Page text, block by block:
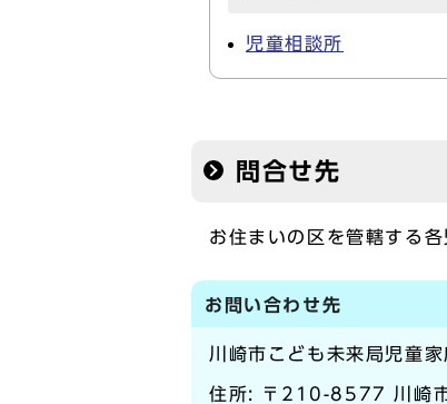
児童相談所
問合せ先
お住まいの区を管轄する
お問い合わせ先
川崎市こども未来局児童
住所: 〒210-8577 川崎